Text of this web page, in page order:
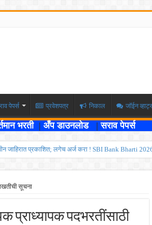
पेपर्स प्रवेशपत्र निकाल जॉईन
भरती | अँप डाउनलोड |सराव पेपर्स
जाहिरात प्रकाशित; लगेच अर्ज करा ! SBI Bank Bharti
संधी ! ISRO Bharti 2026
; केंद्र सरकारचे सर्वोच्च न्यायालयात प्रतिज्ञापत्र सादर !
सूचना
प्राध्यापक पदभरतींसाठी